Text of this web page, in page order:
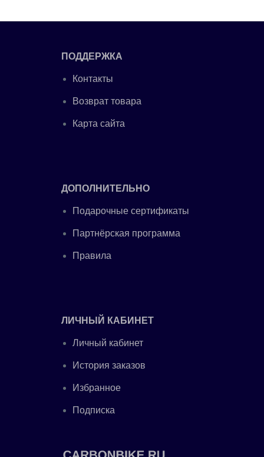
ПОДДЕРЖКА
Контакты
Возврат товара
Карта сайта
ДОПОЛНИТЕЛЬНО
Подарочные сертификаты
Партнёрская программа
Правила
ЛИЧНЫЙ КАБИНЕТ
Личный кабинет
История заказов
Избранное
Подписка